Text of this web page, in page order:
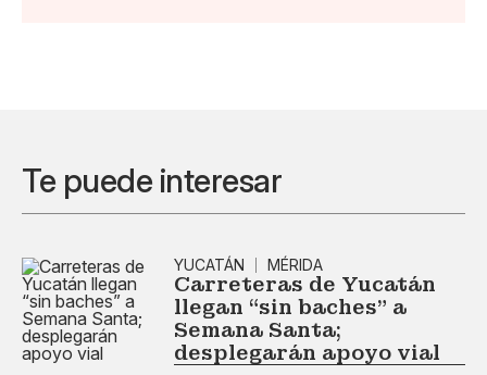
Te puede interesar
YUCATÁN MÉRIDA
Carreteras de Yucatán
llegan “sin baches” a
Semana Santa;
desplegarán apoyo vial